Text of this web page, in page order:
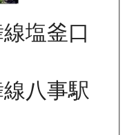
塩釜口
八事駅